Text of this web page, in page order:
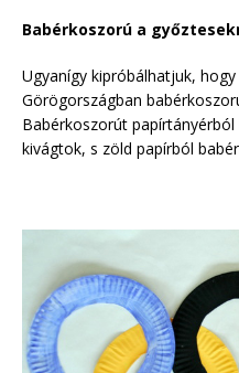
Babérkoszorú a
Ugyanígy kipróbálhatjuk,
Görögországban
Babérkoszorút
kivágtok, s zöld papírból